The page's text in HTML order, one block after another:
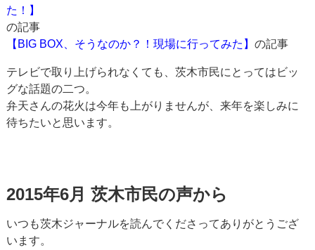
た！】
の記事
【BIG BOX、そうなのか？！現場に行ってみた】の記事
テレビで取り上げられなくても、茨木市民にとってはビッ
グな話題の二つ。
弁天さんの花火は今年も上がりませんが、来年を楽しみに
待ちたいと思います。
2015年6月 茨木市民の声から
いつも茨木ジャーナルを読んでくださってありがとうござ
います。